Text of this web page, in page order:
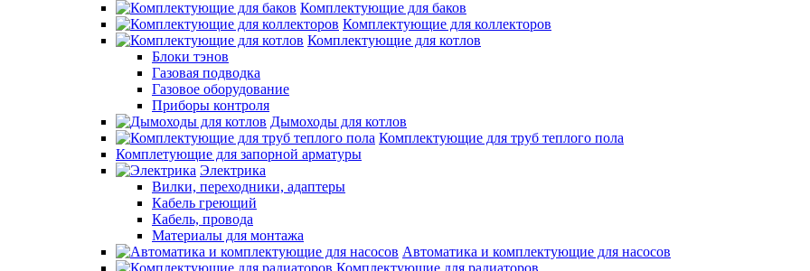
Комплектующие для баков
Комплектующие для коллекторов
Комплектующие для котлов
Блоки тэнов
Газовая подводка
Газовое оборудование
Приборы контроля
Дымоходы для котлов
Комплектующие для труб теплого пола
Комплетующие для запорной арматуры
Электрика
Вилки, переходники, адаптеры
Кабель греющий
Кабель, провода
Материалы для монтажа
Автоматика и комплектующие для насосов
Комплектующие для радиаторов